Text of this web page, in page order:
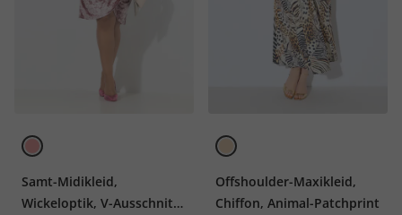
Samt-Midikleid,
Wickeloptik, V-Ausschnitt,
Offshoulder-Maxikleid,
Chiffon, Animal-Patchprint